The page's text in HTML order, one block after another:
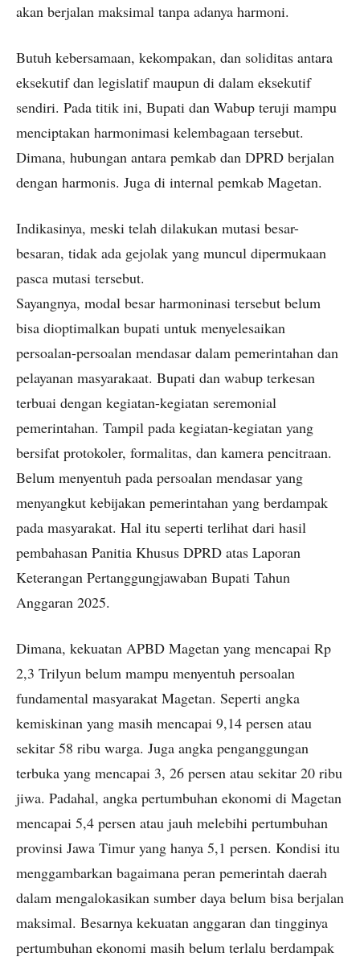
akan berjalan maksimal tanpa adanya harmoni.
Butuh kebersamaan, kekompakan, dan soliditas antara
eksekutif dan legislatif maupun di dalam eksekutif
sendiri. Pada titik ini, Bupati dan Wabup teruji mampu
menciptakan harmonimasi kelembagaan tersebut.
Dimana, hubungan antara pemkab dan DPRD berjalan
dengan harmonis. Juga di internal pemkab Magetan.
Indikasinya, meski telah dilakukan mutasi besar-
besaran, tidak ada gejolak yang muncul dipermukaan
pasca mutasi tersebut.
Sayangnya, modal besar harmoninasi tersebut belum
bisa dioptimalkan bupati untuk menyelesaikan
persoalan-persoalan mendasar dalam pemerintahan dan
pelayanan masyarakaat. Bupati dan wabup terkesan
terbuai dengan kegiatan-kegiatan seremonial
pemerintahan. Tampil pada kegiatan-kegiatan yang
bersifat protokoler, formalitas, dan kamera pencitraan.
Belum menyentuh pada persoalan mendasar yang
menyangkut kebijakan pemerintahan yang berdampak
pada masyarakat. Hal itu seperti terlihat dari hasil
pembahasan Panitia Khusus DPRD atas Laporan
Keterangan Pertanggungjawaban Bupati Tahun
Anggaran 2025.
Dimana, kekuatan APBD Magetan yang mencapai Rp
2,3 Trilyun belum mampu menyentuh persoalan
fundamental masyarakat Magetan. Seperti angka
kemiskinan yang masih mencapai 9,14 persen atau
sekitar 58 ribu warga. Juga angka penganggungan
terbuka yang mencapai 3, 26 persen atau sekitar 20 ribu
jiwa. Padahal, angka pertumbuhan ekonomi di Magetan
mencapai 5,4 persen atau jauh melebihi pertumbuhan
provinsi Jawa Timur yang hanya 5,1 persen. Kondisi itu
menggambarkan bagaimana peran pemerintah daerah
dalam mengalokasikan sumber daya belum bisa berjalan
maksimal. Besarnya kekuatan anggaran dan tingginya
pertumbuhan ekonomi masih belum terlalu berdampak